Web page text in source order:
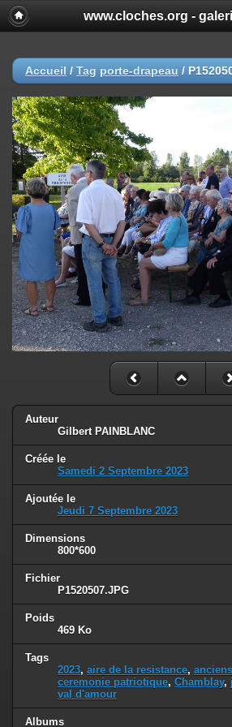
www.cloches.org -
Accueil / Tag porte-drapeau /
Auteur
Gilbert PAINBLANC
Créée le
Samedi 2 Septembre 2023
Ajoutée le
Jeudi 7 Septembre 2023
Dimensions
800*600
Fichier
P1520507.JPG
Poids
469 Ko
Tags
2023, aire de la resistance,
ceremonie patriotique, Chamblay,
val d'amour
Albums